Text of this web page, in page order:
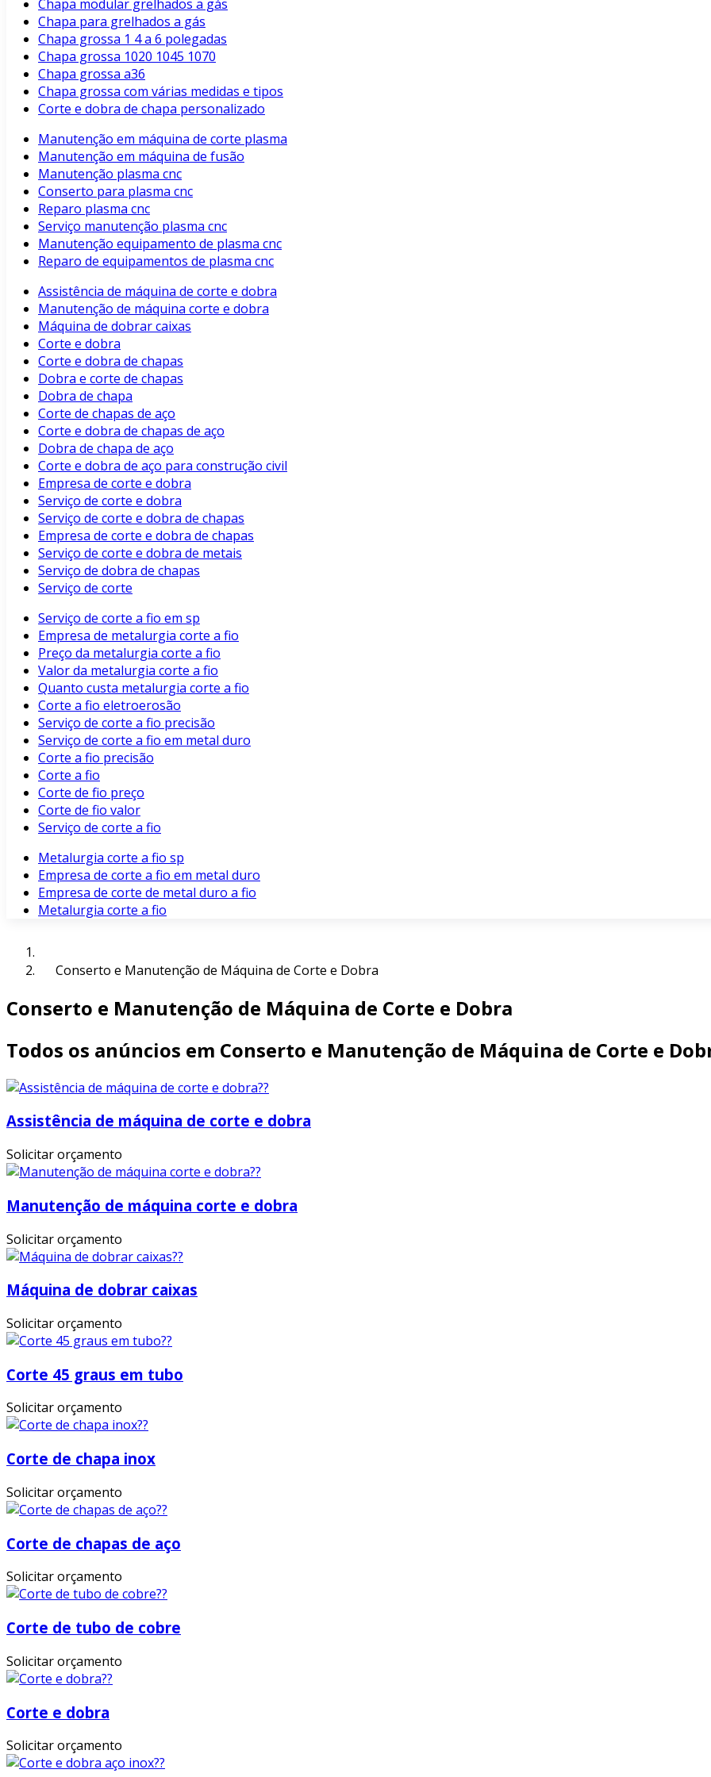
Chapa modular grelhados a gás
Chapa para grelhados a gás
Chapa grossa 1 4 a 6 polegadas
Chapa grossa 1020 1045 1070
Chapa grossa a36
Chapa grossa com várias medidas e tipos
Corte e dobra de chapa personalizado
Manutenção em máquina de corte plasma
Manutenção em máquina de fusão
Manutenção plasma cnc
Conserto para plasma cnc
Reparo plasma cnc
Serviço manutenção plasma cnc
Manutenção equipamento de plasma cnc
Reparo de equipamentos de plasma cnc
Assistência de máquina de corte e dobra
Manutenção de máquina corte e dobra
Máquina de dobrar caixas
Corte e dobra
Corte e dobra de chapas
Dobra e corte de chapas
Dobra de chapa
Corte de chapas de aço
Corte e dobra de chapas de aço
Dobra de chapa de aço
Corte e dobra de aço para construção civil
Empresa de corte e dobra
Serviço de corte e dobra
Serviço de corte e dobra de chapas
Empresa de corte e dobra de chapas
Serviço de corte e dobra de metais
Serviço de dobra de chapas
Serviço de corte
Serviço de corte a fio em sp
Empresa de metalurgia corte a fio
Preço da metalurgia corte a fio
Valor da metalurgia corte a fio
Quanto custa metalurgia corte a fio
Corte a fio eletroerosão
Serviço de corte a fio precisão
Serviço de corte a fio em metal duro
Corte a fio precisão
Corte a fio
Corte de fio preço
Corte de fio valor
Serviço de corte a fio
Metalurgia corte a fio sp
Empresa de corte a fio em metal duro
Empresa de corte de metal duro a fio
Metalurgia corte a fio
Conserto e Manutenção de Máquina de Corte e Dobra
Conserto e Manutenção de Máquina de Corte e Dobra
Todos os anúncios em Conserto e Manutenção de Máquina de Corte e
Assistência de máquina de corte e dobra
Solicitar orçamento
Manutenção de máquina corte e dobra
Solicitar orçamento
Máquina de dobrar caixas
Solicitar orçamento
Corte 45 graus em tubo
Solicitar orçamento
Corte de chapa inox
Solicitar orçamento
Corte de chapas de aço
Solicitar orçamento
Corte de tubo de cobre
Solicitar orçamento
Corte e dobra
Solicitar orçamento